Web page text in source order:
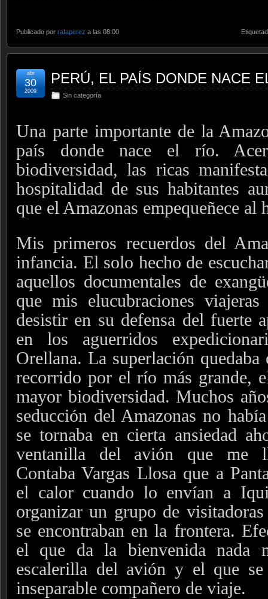
Publicado por rafaperez a las 08:00
PERÚ, EL PAÍS DONDE NACE
Sin categoría
abr
30
2009
Una parte importante de la
país donde nace el río.
biodiversidad, las ricas
hospitalidad de sus habitantes
que el Amazonas empequeñece al
Mis primeros recuerdos del
infancia. El solo hecho de
aquellos documentales de
que mis elucubraciones
desistir en su defensa del fuerte
en los aguerridos
Orellana. La superlación
recorrido por el río más grande,
mayor biodiversidad. Muchos
seducción del Amazonas no
se tornaba en cierta ansiedad
ventanilla del avión que me
Contaba Vargas Llosa que a
el calor cuando lo envían a
organizar un grupo de
se encontraban en la frontera.
el que da la bienvenida nada
escalerilla del avión y el que
inseparable compañero de viaje.